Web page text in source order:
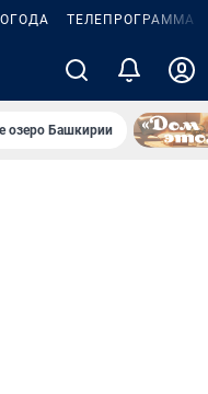
ТЕЛЕПРОГРАММА
озеро Башкирии